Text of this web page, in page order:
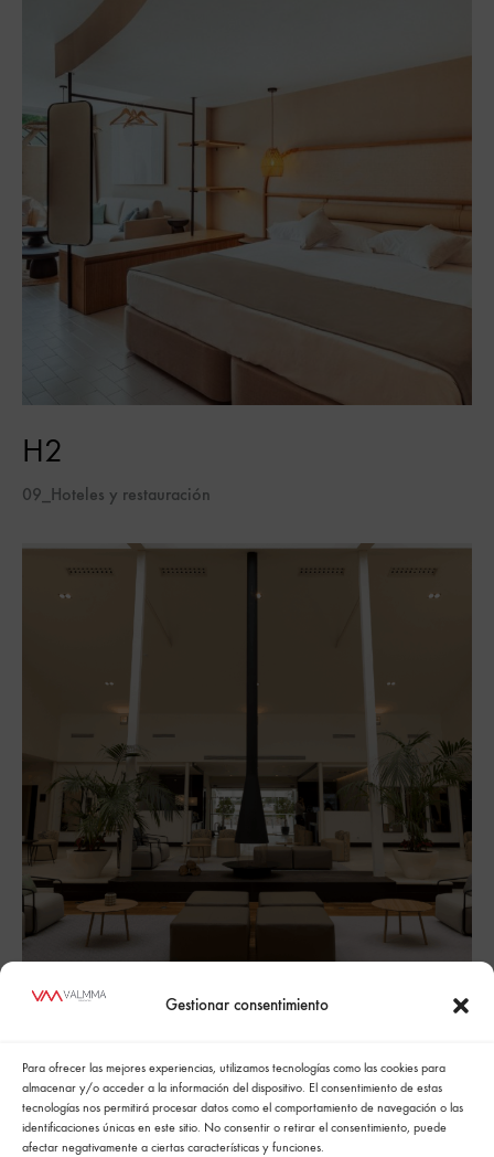
Gestionar consentimiento
Para ofrecer las mejores experiencias, utilizamos tecnologías como las cookies para
almacenar y/o acceder a la información del dispositivo. El consentimiento de estas
tecnologías nos permitirá procesar datos como el comportamiento de navegación o las
identificaciones únicas en este sitio. No consentir o retirar el consentimiento, puede
afectar negativamente a ciertas características y funciones.
H2
09_Hoteles y restauración
09_Hoteles y restauración